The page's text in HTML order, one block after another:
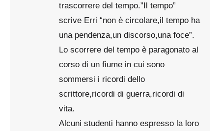
trascorrere del tempo.”Il tempo”
scrive Erri “non è circolare,il tempo ha
una pendenza,un discorso,una foce”.
Lo scorrere del tempo è paragonato al
corso di un fiume in cui sono
sommersi i ricordi dello
scrittore,ricordi di guerra,ricordi di
vita.
Alcuni studenti hanno espresso la loro